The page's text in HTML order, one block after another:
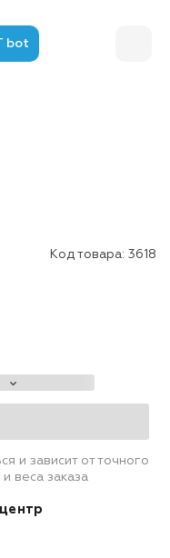
bot
Код товара: 3618
и зависит от точного
веса заказа